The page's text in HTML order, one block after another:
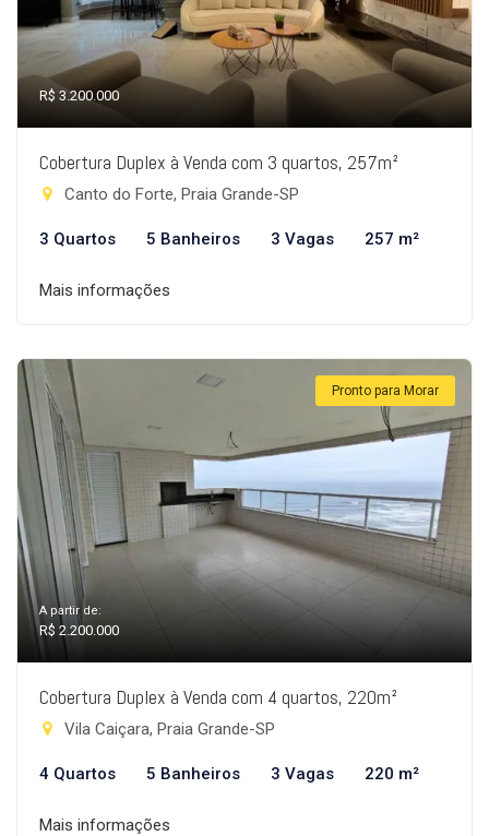
R$ 3.200.000
Cobertura Duplex à Venda com 3 quartos, 257m²
Canto do Forte, Praia Grande-SP
3 Quartos 5 Banheiros 3 Vagas 257 m²
Mais informações
Pronto para Morar
A partir de:
R$ 2.200.000
Cobertura Duplex à Venda com 4 quartos, 220m²
Vila Caiçara, Praia Grande-SP
4 Quartos 5 Banheiros 3 Vagas 220 m²
Mais informações